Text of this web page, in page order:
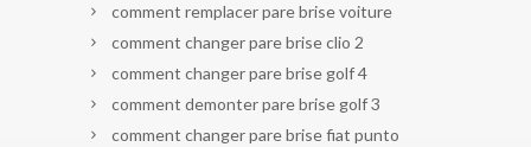
comment remplacer pare brise voiture
comment changer pare brise clio 2
comment changer pare brise golf 4
comment demonter pare brise golf 3
comment changer pare brise fiat punto